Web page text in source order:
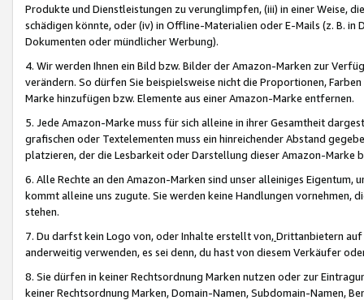
Produkte und Dienstleistungen zu verunglimpfen, (iii) in einer Weise,
schädigen könnte, oder (iv) in Offline-Materialien oder E-Mails (z. B. in
Dokumenten oder mündlicher Werbung).
4. Wir werden Ihnen ein Bild bzw. Bilder der Amazon-Marken zur
verändern. So dürfen Sie beispielsweise nicht die Proportionen,
Marke hinzufügen bzw. Elemente aus einer Amazon-Marke entfernen.
5. Jede Amazon-Marke muss für sich alleine in ihrer Gesamtheit
grafischen oder Textelementen muss ein hinreichender Abstand
platzieren, der die Lesbarkeit oder Darstellung dieser Amazon-Marke
6. Alle Rechte an den Amazon-Marken sind unser alleiniges
kommt alleine uns zugute. Sie werden keine Handlungen vornehmen,
stehen.
7. Du darfst kein Logo von, oder Inhalte erstellt von,Drittanbietern auf
anderweitig verwenden, es sei denn, du hast von diesem Verkäufer
8. Sie dürfen in keiner Rechtsordnung Marken nutzen oder zur
keiner Rechtsordnung Marken, Domain-Namen, Subdomain-Namen,